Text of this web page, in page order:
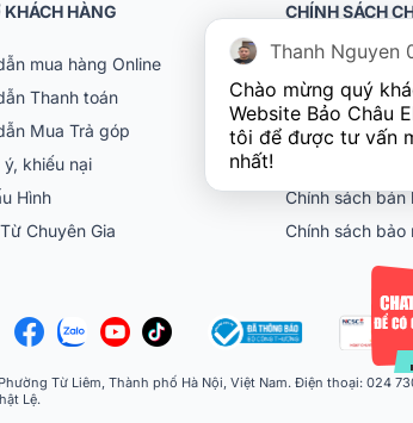
KHÁCH HÀNG
mua hàng Online
Thanh toán
Mua Trả góp
khiếu nại
Hình
Chuyên Gia
CHÍNH SÁCH
Khách hàng
Chính sách bảo
Chính sách đổi
Chính sách bán
Chính sách
Từ Liêm, Thành phố Hà Nội, Việt Nam. Điện thoại: 024
Lệ.
Thanh Nguyen
Chào mừng quý
Website Bảo Châu
tôi để được tư vấn
nhất!